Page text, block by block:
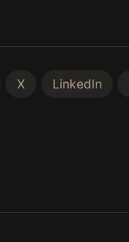
X LinkedIn